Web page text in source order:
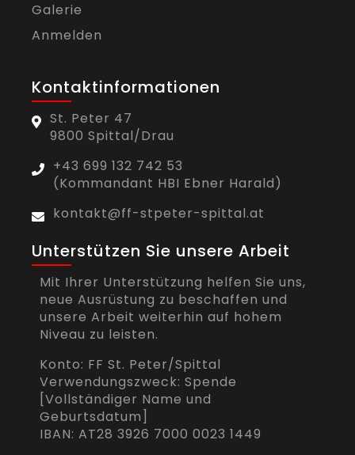
Galerie
Anmelden
Kontaktinformationen
St. Peter 47
9800 Spittal/Drau
+43 699 132 742 53
(Kommandant HBI Ebner Harald)
kontakt@ff-stpeter-spittal.at
Unterstützen Sie unsere Arbeit
Mit Ihrer Unterstützung helfen Sie uns,
neue Ausrüstung zu beschaffen und
unsere Arbeit weiterhin auf hohem
Niveau zu leisten.
Konto: FF St. Peter/Spittal
Verwendungszweck: Spende
[Vollständiger Name und
Geburtsdatum]
IBAN: AT28 3926 7000 0023 1449